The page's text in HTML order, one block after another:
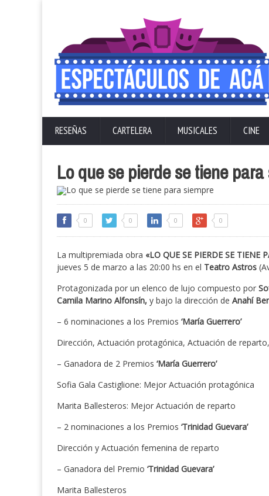
RESEÑAS CARTELERA MUSICALES CINE
Lo que se pierde se tiene
0 0 0 0
La multipremiada obra «LO QUE SE PIERDE SE TIENE
jueves 5 de marzo a las 20:00 hs en el Teatro Astros
Protagonizada por un elenco de lujo compuesto por
Camila Marino Alfonsín, y bajo la dirección de Anahí
– 6 nominaciones a los Premios ‘María Guerrero’
Dirección, Actuación protagónica, Actuación de
– Ganadora de 2 Premios ‘María Guerrero’
Sofia Gala Castiglione: Mejor Actuación protagónica
Marita Ballesteros: Mejor Actuación de reparto
– 2 nominaciones a los Premios ‘Trinidad Guevara’
Dirección y Actuación femenina de reparto
– Ganadora del Premio ‘Trinidad Guevara’
Marita Ballesteros